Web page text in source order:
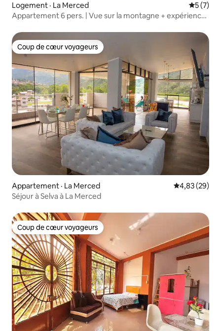
Logement · La Merced Note
5 (7)
Appartement 6 pers. | Vue sur la montagne + expérience
Coup de cœur voyageurs
Coup de cœur voyageurs
Appartement · La Merced Note
4,83 (29)
Séjour à Selva à La Merced
Coup de cœur voyageurs
Coup de cœur voyageurs